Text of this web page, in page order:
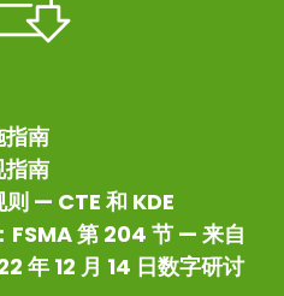
指南
指南
— CTE 和 KDE
FSMA 第 204 节 — 来自
年 12 月 14 日数字研讨